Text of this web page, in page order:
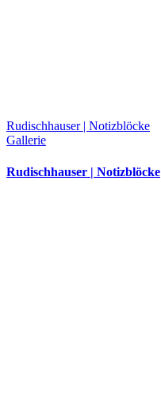
Rudischhauser | Notizblöcke
Gallerie
Rudischhauser | Notizblöcke